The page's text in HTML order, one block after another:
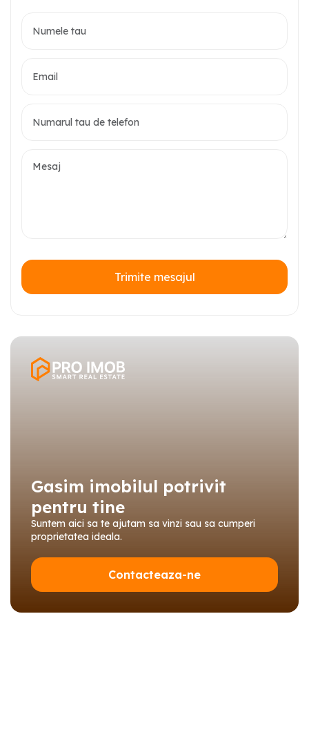
Trimite mesajul
Gasim imobilul potrivit
pentru tine
Suntem aici sa te ajutam sa vinzi sau sa cumperi
proprietatea ideala.
Contacteaza-ne